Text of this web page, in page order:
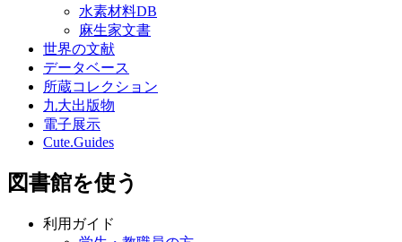
水素材料DB
麻生家文書
世界の文献
データベース
所蔵コレクション
九大出版物
電子展示
Cute.Guides
図書館を使う
利用ガイド